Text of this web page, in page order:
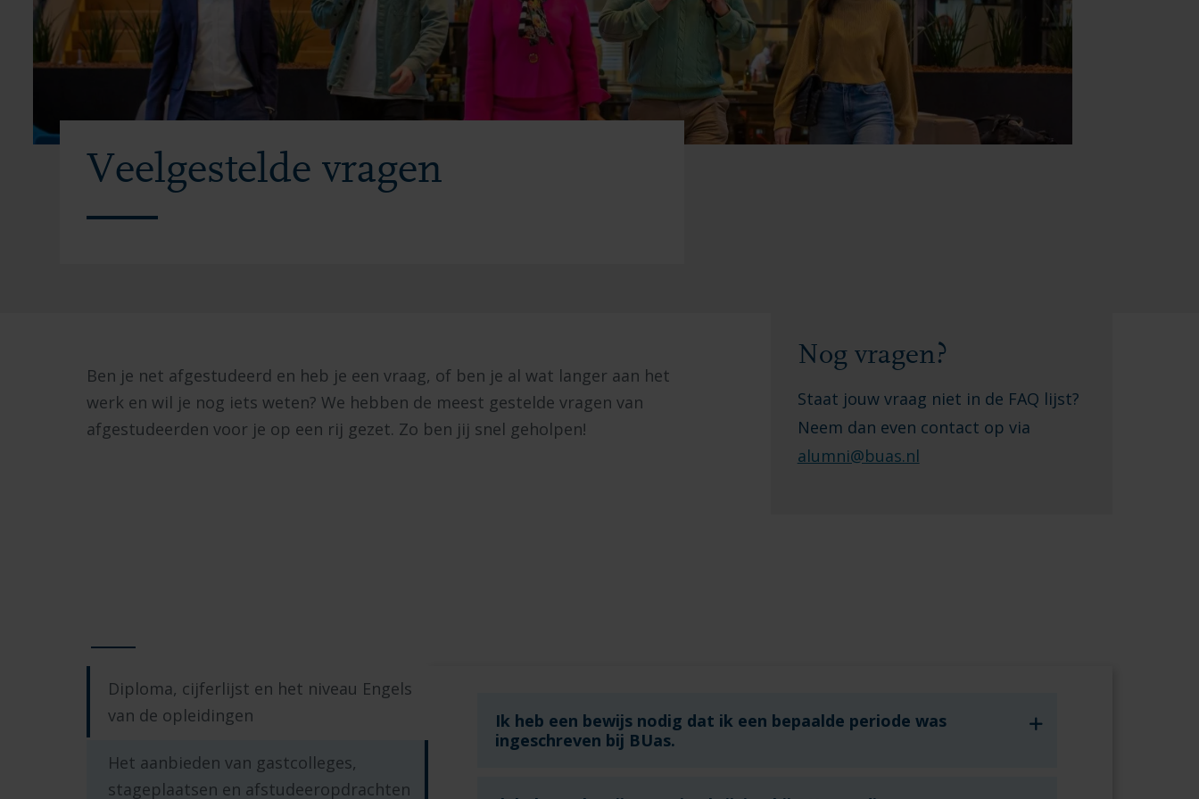
Veelgestelde vragen
Ben je net afgestudeerd en heb je een vraag, of ben je al wat langer aan het
werk en wil je nog iets weten? We hebben de meest gestelde vragen van
afgestudeerden voor je op een rij gezet. Zo ben jij snel geholpen!
Nog vragen?
Staat jouw vraag niet in de FAQ lijst?
Neem dan even contact op via
alumni@buas.nl
Diploma, cijferlijst en het niveau Engels
van de opleidingen
Het aanbieden van gastcolleges,
stageplaatsen en afstudeeropdrachten
Ik heb een bewijs nodig dat ik een bepaalde periode was
ingeschreven bij BUas.